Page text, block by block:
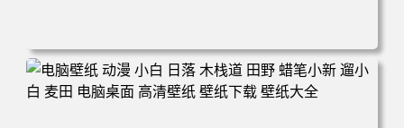
电脑壁纸 可爱动物 喵 喵星人 猫 猫咪 萌宠 电脑桌面 高清壁
纸 壁纸下载 壁纸大全